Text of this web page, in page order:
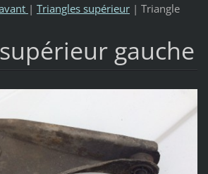
| Triangles supérieur | Triangle
gauche